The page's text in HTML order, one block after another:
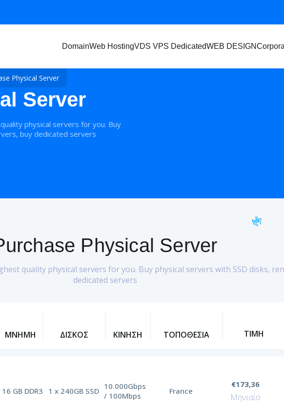
DomainWeb HostingVDS VPS DedicatedWEB DESIGN
Physical Server
Server
physical servers for you. Buy
buy dedicated servers
Physical Server
🤟
quality physical servers for you. Buy physical servers with SSD disks,
dedicated servers
ΜΝΗΜΗ ΔΙΣΚΟΣ ΚΙΝΗΣΗ ΤΟΠΟΘΕΣΙΑ ΤΙΜΗ
16 GB DDR3 1 x 240GB SSD 10.000Gbps
/ 100Mbps
France
€173,36
Μηνιαίο